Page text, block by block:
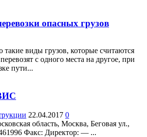
опасных грузов
такие виды грузов, которые считаются
с одного места на другое, при
пути...
22.04.2017 0
область, Москва, Беговая ул.,
Факс: Директор: — ...